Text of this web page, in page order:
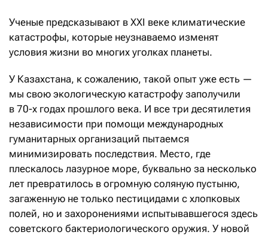
Ученые предсказывают в XXI веке климатические
катастрофы, которые неузнаваемо изменят
условия жизни во многих уголках планеты.
У Казахстана, к сожалению, такой опыт уже есть —
мы свою экологическую катастрофу заполучили
в 70-х годах прошлого века. И все три десятилетия
независимости при помощи международных
гуманитарных организаций пытаемся
минимизировать последствия. Место, где
плескалось лазурное море, буквально за несколько
лет превратилось в огромную соляную пустыню,
загаженную не только пестицидами с хлопковых
полей, но и захоронениями испытывавшегося здесь
советского бактериологического оружия. У новой